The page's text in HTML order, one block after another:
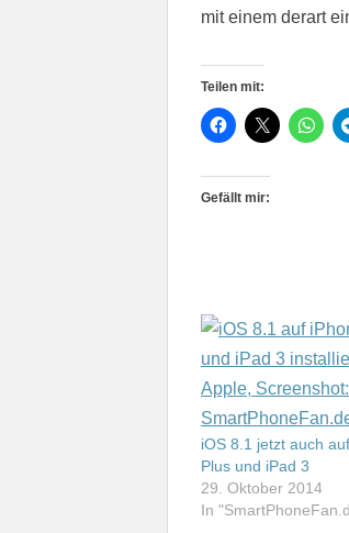
mit einem derart
Teilen mit:
Gefällt mir:
iOS 8.1 jetzt auch
Plus und iPad 3
29. Oktober 2014
In